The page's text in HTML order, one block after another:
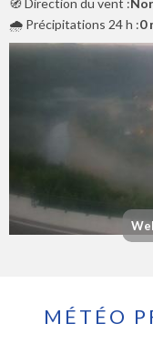
🧭 Direction du vent :
🌧️ Précipitations 24 h :0
MÉTÉO